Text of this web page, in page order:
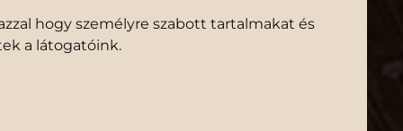
hogy személyre szabott tartalmakat és
a látogatóink.